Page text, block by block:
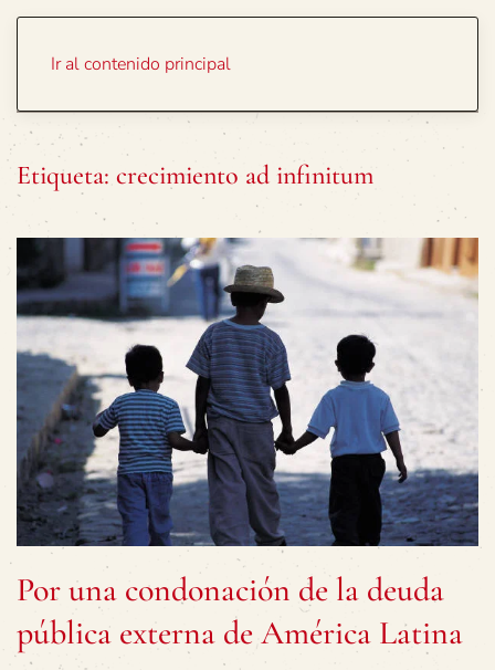
Ir al contenido principal
Etiqueta: crecimiento ad infinitum
Por una condonación de la deuda
pública externa de América Latina